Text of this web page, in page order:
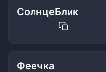
СолнцеБлик
Феечка